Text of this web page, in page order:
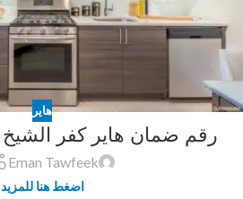
هاير
رقم ضمان هاير كفر الشيخ 01273604050
Eman Tawfeek
اضغط هنا للمزيد